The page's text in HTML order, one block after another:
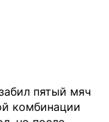
пятый мяч
комбинации